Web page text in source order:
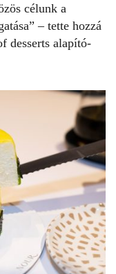
célunk a
– tette hozzá
desserts alapító-